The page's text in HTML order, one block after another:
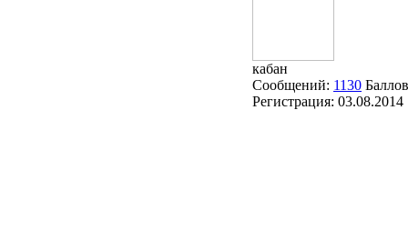
кабан
Сообщений: 1130
Регистрация: 03.08.2014